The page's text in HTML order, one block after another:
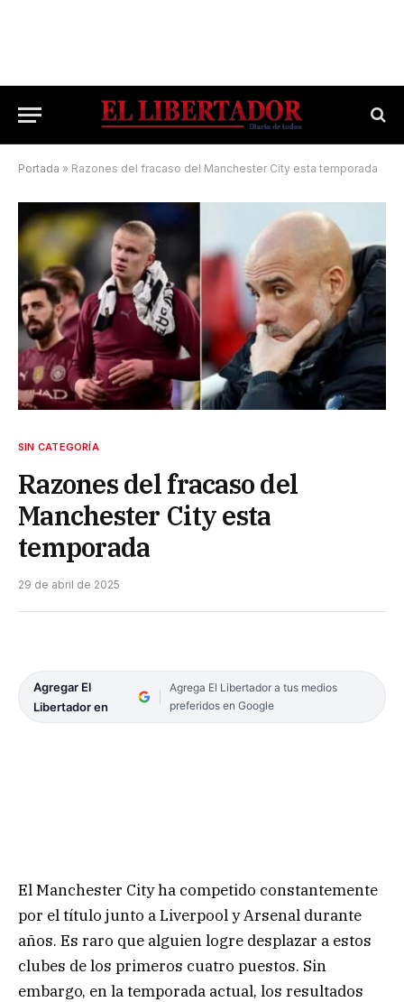
Portada » Razones del fracaso del Manchester City esta temporada
SIN CATEGORÍA
Razones del fracaso del
Manchester City esta
temporada
29 de abril de 2025
Agregar El
Libertador en
Agrega El Libertador a tus medios
preferidos en Google
El Manchester City ha competido constantemente
por el título junto a Liverpool y Arsenal durante
años. Es raro que alguien logre desplazar a estos
clubes de los primeros cuatro puestos. Sin
embargo, en la temporada actual, los resultados